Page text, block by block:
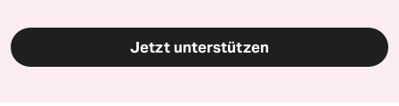
Jetzt unterstützen